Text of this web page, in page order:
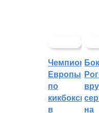
Чемпионат
Европы
по
кикбоксингу
в
на